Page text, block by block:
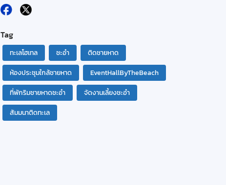
Tag
ทะเลโฮเทล ชะอำ
ติดชายหาด
ห้องประชุมใกล้ชายหาด
EventHallByTheBeach
ที่พักริมชายหาดชะอำ
จัดงานเลี้ยงชะอำ
สัมมนาติดทะเล